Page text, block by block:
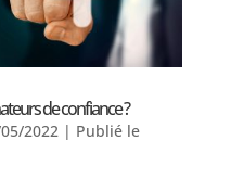
de confiance ?
2022 | Publié le